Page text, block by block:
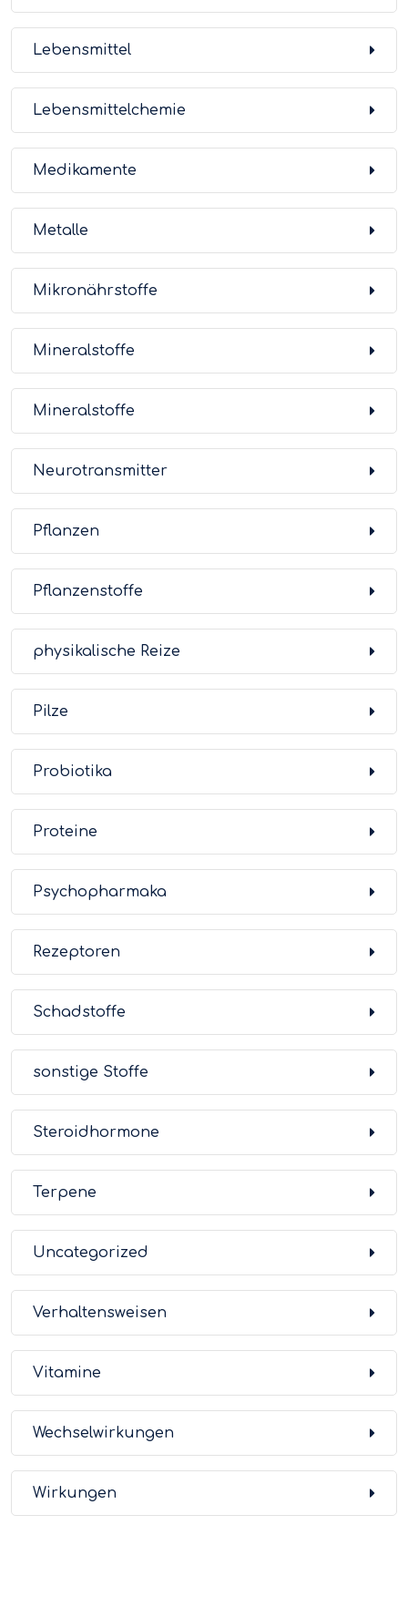
Lebensmittel
Lebensmittelchemie
Medikamente
Metalle
Mikronährstoffe
Mineralstoffe
Mineralstoffe
Neurotransmitter
Pflanzen
Pflanzenstoffe
physikalische Reize
Pilze
Probiotika
Proteine
Psychopharmaka
Rezeptoren
Schadstoffe
sonstige Stoffe
Steroidhormone
Terpene
Uncategorized
Verhaltensweisen
Vitamine
Wechselwirkungen
Wirkungen